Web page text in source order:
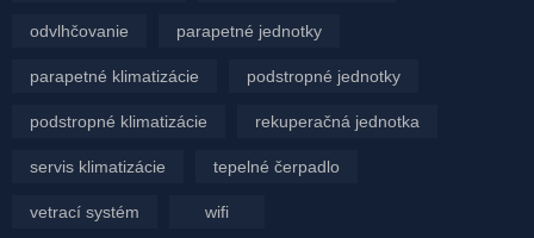
odvlhčovanie parapetné jednotky
parapetné klimatizácie podstropné jednotky
podstropné klimatizácie rekuperačná jednotka
servis klimatizácie tepelné čerpadlo
vetrací systém wifi